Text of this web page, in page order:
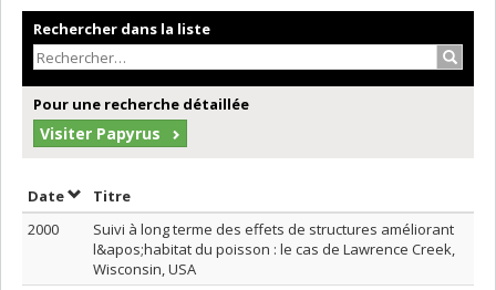
Rechercher dans la liste
Pour une recherche détaillée
Visiter Papyrus
DateTrier par date en ordre décroissant
Titre
2000
Suivi à long terme des effets de structures améliorant
l&apos;habitat du poisson : le cas de Lawrence Creek,
Wisconsin, USA